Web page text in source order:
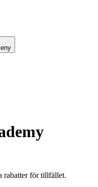
rabatter för tillfället.